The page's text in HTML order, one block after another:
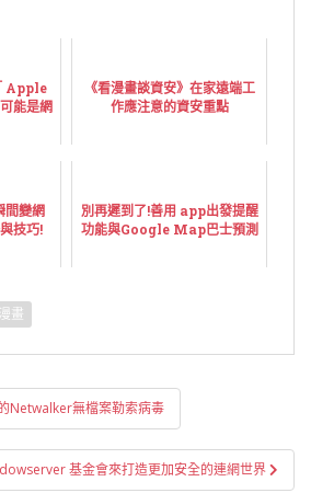
Apple
能是網
《看漫畫談資安》在家遠端工
作應注意的資安重點
間變網
技巧!
別再遲到了!善用 app出發提醒
功能與Google Map巴士預測
畫
Netwalker無檔案勒索病毒
基金會來打造更加安全的連網世界